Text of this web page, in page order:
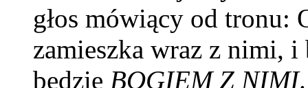
głos mówiący od
zamieszka wraz z nimi, i
będzie BOGIEM Z NIMI